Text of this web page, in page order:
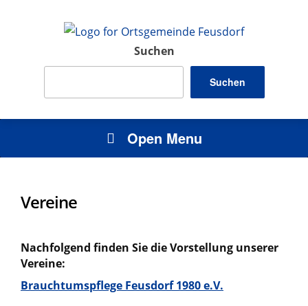
Suchen
Suchen
Open Menu
Vereine
Nachfolgend finden Sie die Vorstellung unserer
Vereine:
Brauchtumspflege Feusdorf 1980 e.V.